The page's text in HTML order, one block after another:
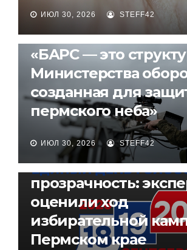
ИЮЛ 30, 2026 STEFF42
ПЕРМСКИЙ КРАЙ СОЦИУМ
«БАРС — это
Министерства
созданная для
пермского неба»
ИЮЛ 30, 2026 STEFF42
ПЕРМСКИЙ КРАЙ ПОЛИТИКА
Высокая
прозрачность:
оценили ход
избирательной
Пермском крае